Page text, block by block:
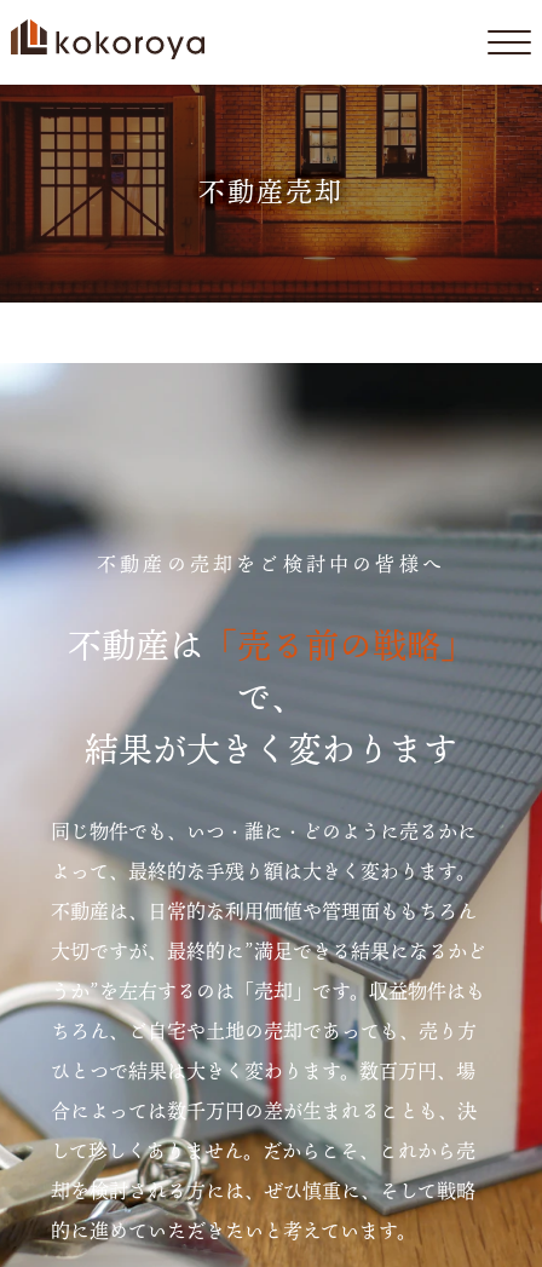
コ
ス
キ
ッ
不動産売却
不動産の売却をご検討中の皆様へ
不動産は 「売る前の戦略」
で、
結果が大きく変わります
同じ物件でも、いつ・誰に・どのように売るかに
よって、最終的な手残り額は大きく変わります。
不動産は、日常的な利用価値や管理面ももちろん
大切ですが、最終的に”満足できる結果になるかど
うか”を左右するのは「売却」です。収益物件はも
ちろん、ご自宅や土地の売却であっても、売り方
ひとつで結果は大きく変わります。数百万円、場
合によっては数千万円の差が生まれることも、決
して珍しくありません。だからこそ、これから売
却を検討される方には、ぜひ慎重に、そして戦略
的に進めていただきたいと考えています。